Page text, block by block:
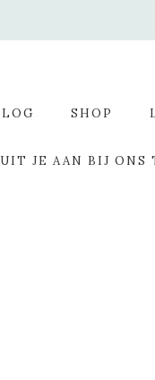
SHOP
JE AAN BIJ ONS